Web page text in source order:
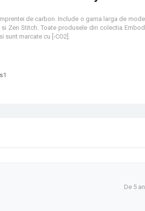
de carbon. Include o gama larga de
Zen Stitch. Toate produsele din colectia
marcate cu [-CO2].
De 5